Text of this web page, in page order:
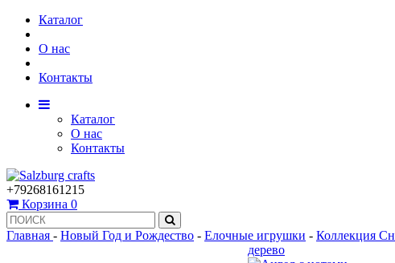
Каталог
О нас
Контакты
Каталог
О нас
Контакты
+79268161215
Корзина 0
Главная - Новый Год и Рождество - Елочные игрушки - Коллекция
дерево